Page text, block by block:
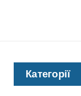
Категорії